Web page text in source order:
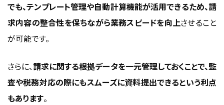
でも、テンプレート管理や自動計算機能が活用できるため、請
求内容の整合性を保ちながら業務スピードを向上させること
が可能です。
さらに、請求に関する根拠データを一元管理しておくことで、監
査や税務対応の際にもスムーズに資料提出できるという利点
もあります。